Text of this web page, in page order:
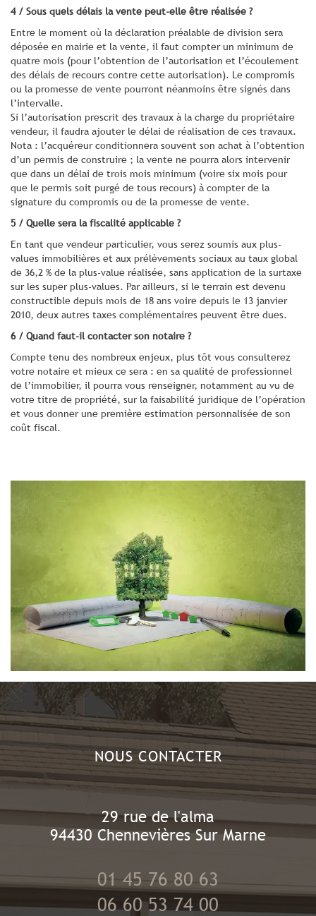
4 / Sous quels délais la vente peut-elle être réalisée ?
Entre le moment où la déclaration préalable de division sera
déposée en mairie et la vente, il faut compter un minimum de
quatre mois (pour l’obtention de l’autorisation et l’écoulement
des délais de recours contre cette autorisation). Le compromis
ou la promesse de vente pourront néanmoins être signés dans
l’intervalle.
Si l’autorisation prescrit des travaux à la charge du propriétaire
vendeur, il faudra ajouter le délai de réalisation de ces travaux.
Nota : l’acquéreur conditionnera souvent son achat à l’obtention
d’un permis de construire ; la vente ne pourra alors intervenir
que dans un délai de trois mois minimum (voire six mois pour
que le permis soit purgé de tous recours) à compter de la
signature du compromis ou de la promesse de vente.
5 / Quelle sera la fiscalité applicable ?
En tant que vendeur particulier, vous serez soumis aux plus-
values immobilières et aux prélèvements sociaux au taux global
de 36,2 % de la plus-value réalisée, sans application de la surtaxe
sur les super plus-values. Par ailleurs, si le terrain est devenu
constructible depuis mois de 18 ans voire depuis le 13 janvier
2010, deux autres taxes complémentaires peuvent être dues.
6 / Quand faut-il contacter son notaire ?
Compte tenu des nombreux enjeux, plus tôt vous consulterez
votre notaire et mieux ce sera : en sa qualité de professionnel
de l’immobilier, il pourra vous renseigner, notamment au vu de
votre titre de propriété, sur la faisabilité juridique de l’opération
et vous donner une première estimation personnalisée de son
coût fiscal.
NOUS CONTACTER
29 rue de l'alma
94430 Chennevières Sur Marne
01 45 76 80 63
06 60 53 74 00